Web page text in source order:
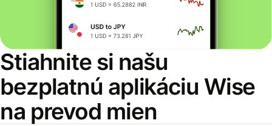
Stiahnite si našu
bezplatnú aplikáciu Wise
na prevod mien